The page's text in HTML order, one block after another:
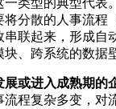
一类型的典型代表
分散的人事流程
联起来，形成自
、跨系统的数据
展或进入成熟期的
程复杂多变，对